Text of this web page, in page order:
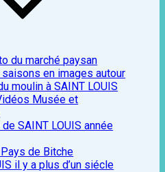
du marché paysan
en images autour
moulin à SAINT LOUIS
Musée et
SAINT LOUIS année
de Bitche
il y a plus d’un siécle